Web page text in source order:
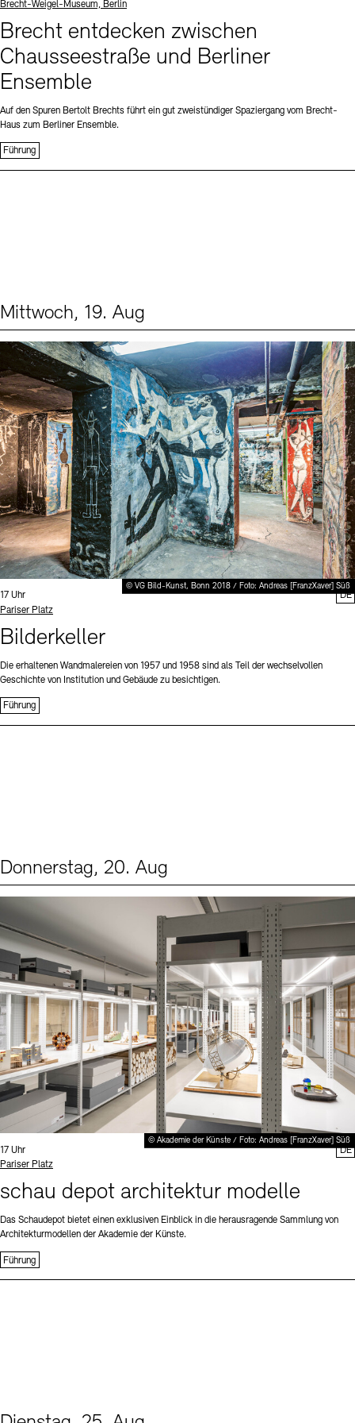
Standort
Brecht-Weigel-Museum, Berlin
Brecht entdecken zwischen
Chausseestraße und Berliner
Ensemble
Auf den Spuren Bertolt Brechts führt ein gut zweistündiger Spaziergang vom Brecht-
Haus zum Berliner Ensemble.
Führung
Mittwoch, 19. Aug
© VG Bild-Kunst, Bonn 2018 / Foto: Andreas [FranzXaver] Süß
Uhrzeit:
17 Uhr
Standort
Pariser Platz
Bilderkeller
Die erhaltenen Wandmalereien von 1957 und 1958 sind als Teil der wechselvollen
Geschichte von Institution und Gebäude zu besichtigen.
Führung
DE
Donnerstag, 20. Aug
© Akademie der Künste / Foto: Andreas [FranzXaver] Süß
Uhrzeit:
17 Uhr
Standort
Pariser Platz
schau depot architektur modelle
Das Schaudepot bietet einen exklusiven Einblick in die herausragende Sammlung von
Architekturmodellen der Akademie der Künste.
Führung
DE